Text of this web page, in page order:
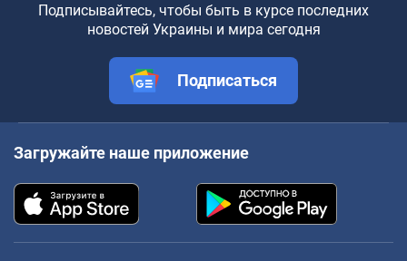
Подписывайтесь, чтобы быть в курсе последних
новостей Украины и мира сегодня
Подписаться
Загружайте наше приложение